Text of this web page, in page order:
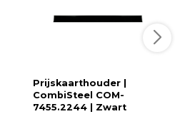
Prijskaarthouder |
CombiSteel COM-
7455.2244 | Zwart